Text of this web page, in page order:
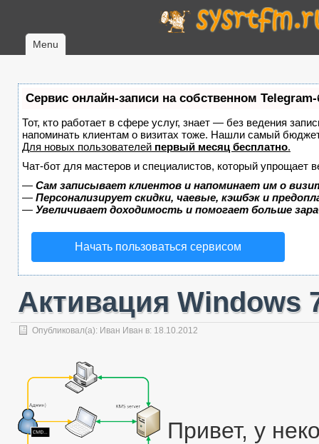
Menu
Сервис онлайн-записи на собственном Telegram-
Тот, кто работает в сфере услуг, знает — без ведения
напоминать клиентам о визитах тоже. Нашли самый
Для новых пользователей первый месяц бесплатно.
Чат-бот для мастеров и специалистов, который упрощает
— Сам записывает клиентов и напоминает им о
— Персонализирует скидки, чаевые, кэшбэк и
— Увеличивает доходимость и помогает больше
Начать пользоваться сервисом
Активация Windows
Опубликовал(а): Иван Иван в: 18.10.2012
Привет, у